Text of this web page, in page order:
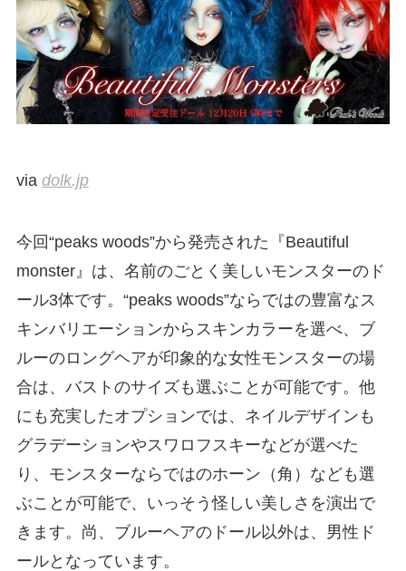
via dolk.jp
今回“peaks woods”から発売された『Beautiful
monster』は、名前のごとく美しいモンスターのド
ール3体です。“peaks woods”ならではの豊富なス
キンバリエーションからスキンカラーを選べ、ブ
ルーのロングヘアが印象的な女性モンスターの場
合は、バストのサイズも選ぶことが可能です。他
にも充実したオプションでは、ネイルデザインも
グラデーションやスワロフスキーなどが選べた
り、モンスターならではのホーン（角）なども選
ぶことが可能で、いっそう怪しい美しさを演出で
きます。尚、ブルーヘアのドール以外は、男性ド
ールとなっています。